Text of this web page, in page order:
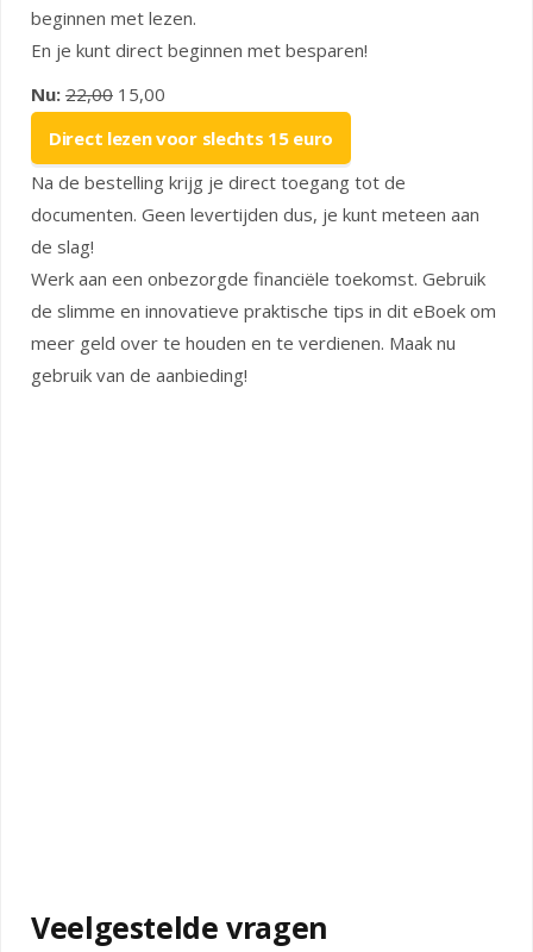
beginnen met lezen.
En je kunt direct beginnen met besparen!
Nu: 22,00 15,00
Direct lezen voor slechts 15 euro
Na de bestelling krijg je direct toegang tot de
documenten. Geen levertijden dus, je kunt meteen aan
de slag!
Werk aan een onbezorgde financiële toekomst. Gebruik
de slimme en innovatieve praktische tips in dit eBoek om
meer geld over te houden en te verdienen. Maak nu
gebruik van de aanbieding!
Veelgestelde vragen